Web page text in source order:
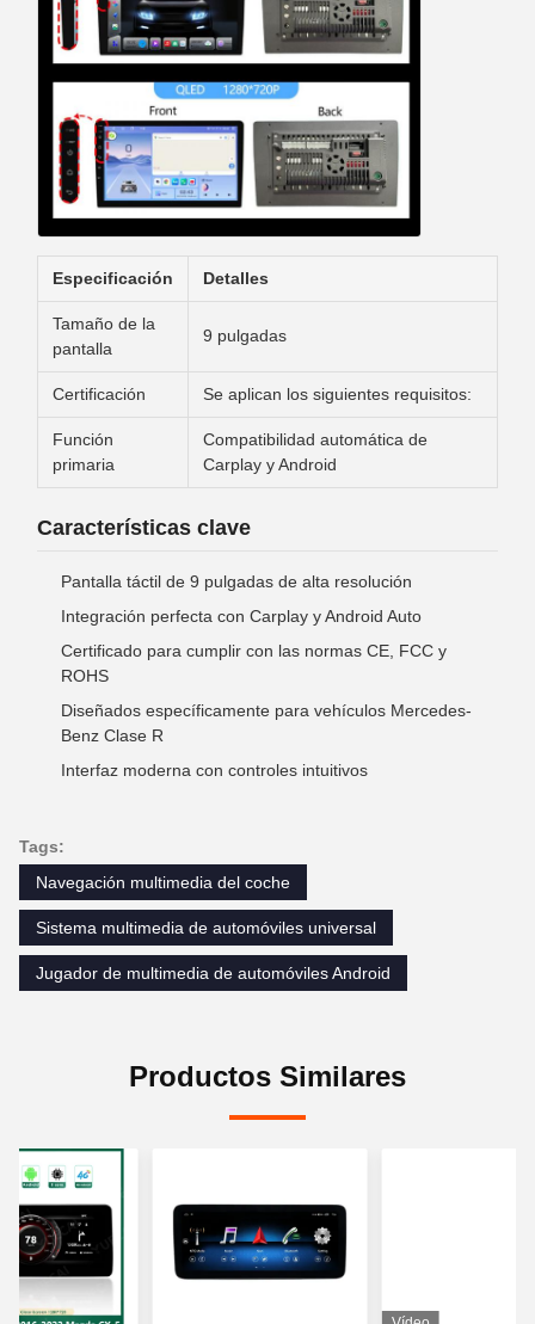
Especificación Detalles
Tamaño de la
pantalla
9 pulgadas
Certificación Se aplican los siguientes requisitos:
Función
primaria
Compatibilidad automática de
Carplay y Android
Características clave
Pantalla táctil de 9 pulgadas de alta resolución
Integración perfecta con Carplay y Android Auto
Certificado para cumplir con las normas CE, FCC y
ROHS
Diseñados específicamente para vehículos Mercedes-
Benz Clase R
Interfaz moderna con controles intuitivos
Tags:
Navegación multimedia del coche
Sistema multimedia de automóviles universal
Jugador de multimedia de automóviles Android
Productos Similares